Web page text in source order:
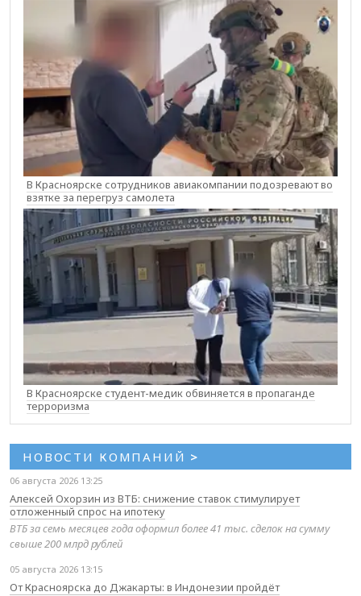
В Красноярске сотрудников авиакомпании подозревают во
взятке за перегруз самолета
В Красноярске студент-медик обвиняется в пропаганде
терроризма
НОВОСТИ КОМПАНИЙ >
06 августа 2026 13:25
Алексей Охорзин из ВТБ: снижение ставок стимулирует
отложенный спрос на ипотеку
ВТБ за семь месяцев года оформил более 41 тыс. сделок на сумму
свыше 200 млрд рублей
05 августа 2026 13:15
От Красноярска до Джакарты: в Индонезии пройдёт